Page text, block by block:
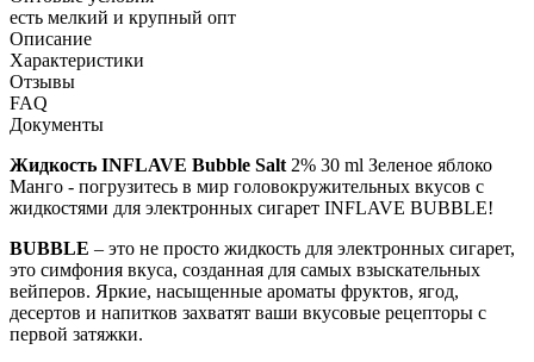
есть мелкий и крупный опт
Описание
Характеристики
Отзывы
FAQ
Документы
Жидкость INFLAVE Bubble Salt 2% 30 ml Зеленое яблоко
Манго - погрузитесь в мир головокружительных вкусов с
жидкостями для электронных сигарет INFLAVE BUBBLE!
BUBBLE – это не просто жидкость для электронных сигарет,
это симфония вкуса, созданная для самых взыскательных
вейперов. Яркие, насыщенные ароматы фруктов, ягод,
десертов и напитков захватят ваши вкусовые рецепторы с
первой затяжки.